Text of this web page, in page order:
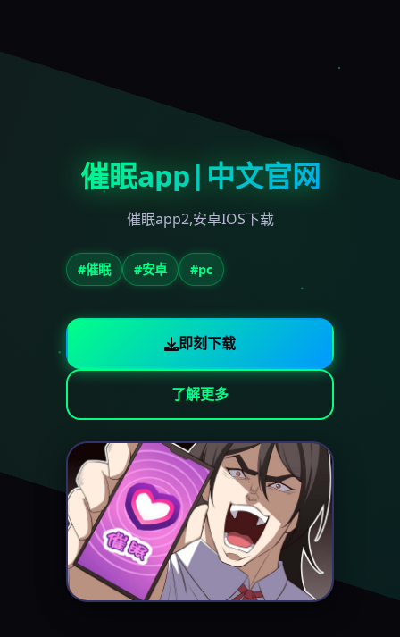
催眠app|中文官网
催眠app2,安卓IOS下载
#催眠 #安卓 #pc
即刻下载
了解更多